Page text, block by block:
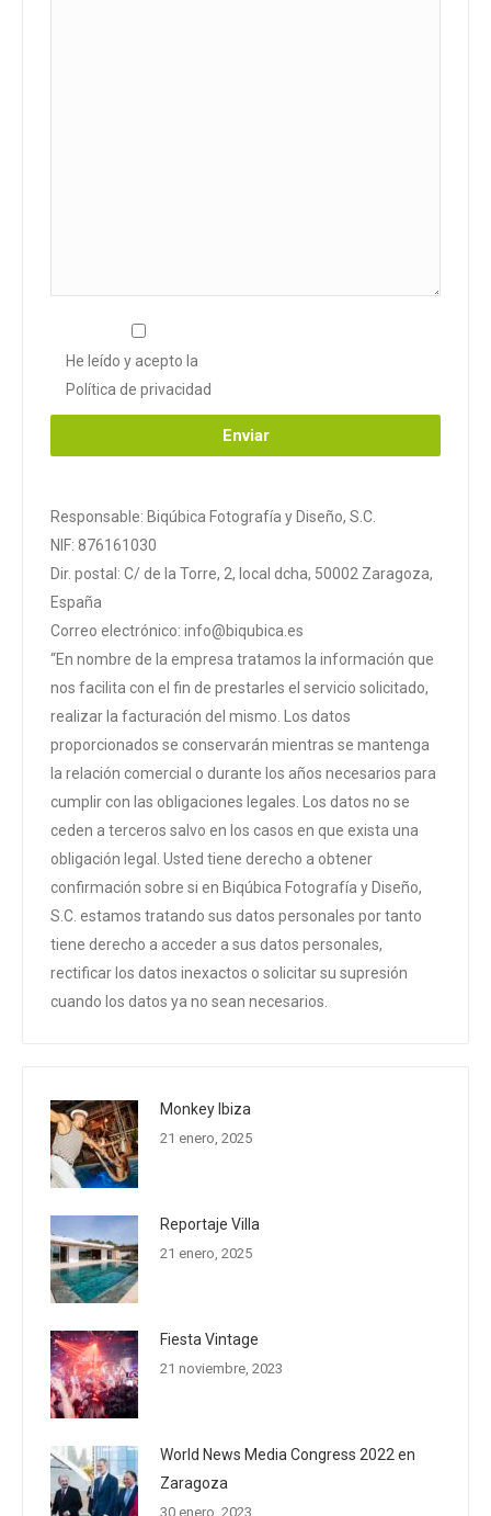
He leído y acepto la
Política de privacidad
Responsable: Biqúbica Fotografía y Diseño, S.C.
NIF: 876161030
Dir. postal: C/ de la Torre, 2, local dcha, 50002 Zaragoza,
España
Correo electrónico: info@biqubica.es
“En nombre de la empresa tratamos la información que
nos facilita con el fin de prestarles el servicio solicitado,
realizar la facturación del mismo. Los datos
proporcionados se conservarán mientras se mantenga
la relación comercial o durante los años necesarios para
cumplir con las obligaciones legales. Los datos no se
ceden a terceros salvo en los casos en que exista una
obligación legal. Usted tiene derecho a obtener
confirmación sobre si en Biqúbica Fotografía y Diseño,
S.C. estamos tratando sus datos personales por tanto
tiene derecho a acceder a sus datos personales,
rectificar los datos inexactos o solicitar su supresión
cuando los datos ya no sean necesarios.
Monkey Ibiza
21 enero, 2025
Reportaje Villa
21 enero, 2025
Fiesta Vintage
21 noviembre, 2023
World News Media Congress 2022 en
Zaragoza
30 enero, 2023